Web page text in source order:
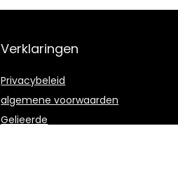
Verklaringen
Privacybeleid
algemene voorwaarden
Gelieerde